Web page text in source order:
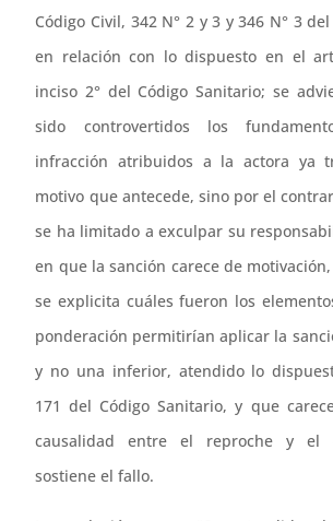
Código Civil, 342 N° 2 y 3 y 346 N° 3
en relación con lo dispuesto en el
inciso 2° del Código Sanitario; se
sido controvertidos los
infracción atribuidos a la actora ya
motivo que antecede, sino por el
se ha limitado a exculpar su
en que la sanción carece de
se explicita cuáles fueron los
ponderación permitirían aplicar la
y no una inferior, atendido lo
171 del Código Sanitario, y que
causalidad entre el reproche y el
sostiene el fallo.